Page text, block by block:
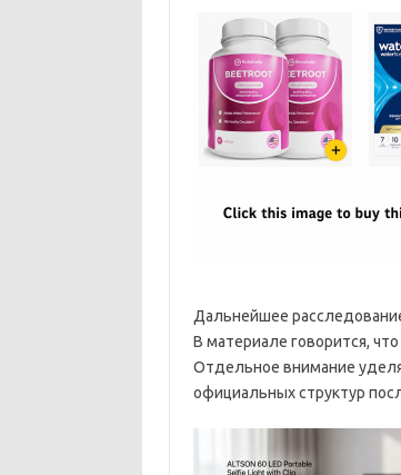
Дальнейшее
В материале говорится,
Отдельное внимание
официальных структур